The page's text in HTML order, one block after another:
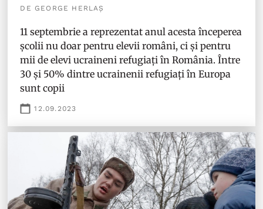
DE GEORGE HERLAȘ
11 septembrie a reprezentat anul acesta începerea
școlii nu doar pentru elevii români, ci și pentru
mii de elevi ucraineni refugiați în România. Între
30 și 50% dintre ucrainenii refugiați în Europa
sunt copii
12.09.2023